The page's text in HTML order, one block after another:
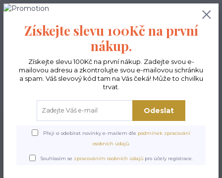
0,00 Kč
Kabelky ekologické Kabelky střední
Kabelka Funky - No
Získejte slevu 100Kč na první
nákup.
Získejte slevu 100Kč na první nákup. Zadejte svou e-
mailovou adresu a zkontrolujte svou e-mailovou schránku
a spam. Váš slevový kód tam na Vás čeká! Může to chvilku
trvat.
Odeslat
Přeji si odebírat novinky e-mailem dle podmínek zpracování
osobních údajů.
Souhlasím se zpracováním osobních údajů pro účely registrace.